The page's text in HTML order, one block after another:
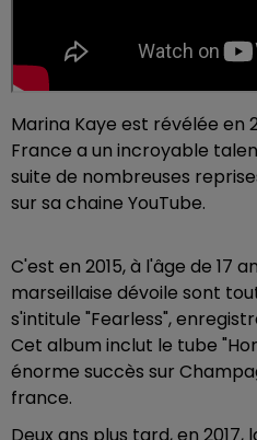
Marina Kaye est révélée en
France a un incroyable
suite de nombreuses
sur sa chaine YouTube.
C'est en 2015, à l'âge de 17
marseillaise dévoile sont
s'intitule "Fearless",
Cet album inclut le tube
énorme succès sur
france.